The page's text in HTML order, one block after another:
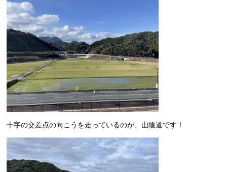
十字の交差点の向こうを走っているのが、山陰道です！